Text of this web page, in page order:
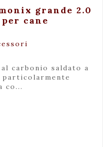
Visualizzagrande 2.0
cane
co...